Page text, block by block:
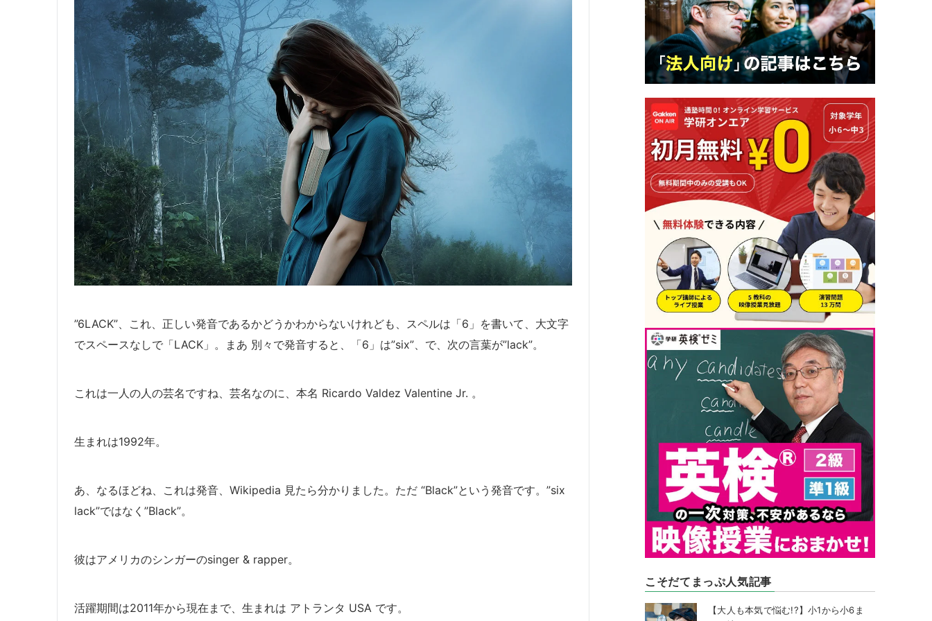
”6LACK”、これ、正しい発音であるかどうかわからないけれども、スペルは「6」を書いて、大文字
でスペースなしで「LACK」。まあ 別々で発音すると、「6」は”six”、で、次の言葉が”lack”。
これは一人の人の芸名ですね、芸名なのに、本名 Ricardo Valdez Valentine Jr. 。
生まれは1992年。
あ、なるほどね、これは発音、Wikipedia 見たら分かりました。ただ “Black”という発音です。”six
lack”ではなく”Black”。
彼はアメリカのシンガーのsinger & rapper。
活躍期間は2011年から現在まで、生まれは アトランタ USA です。
こそだてまっぷ人気記事
【大人も本気で悩む!?】小1から小6ま